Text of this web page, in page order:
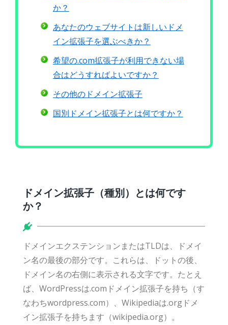
か？
あなたのウェブサイトは新しいドメ
イン拡張子を選ぶべきか？
希望の.com拡張子が利用できない場
合はどうすればよいですか？
その他のドメイン拡張子
国別ドメイン拡張子とは何ですか？
ドメイン拡張子（種別）とは何です
か？
ドメインエクステンションまたはTLDは、ドメイ
ン名の最後の部分です。これらは、ドットの後、
ドメイン名の右側に表示される文字です。たとえ
ば、WordPressは.comドメイン拡張子を持ち（す
なわちwordpress.com）、Wikipediaは.orgドメ
イン拡張子を持ちます（wikipedia.org）。